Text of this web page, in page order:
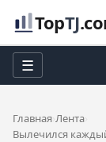
TopTJ
☰
Главная Лента
Вылечился